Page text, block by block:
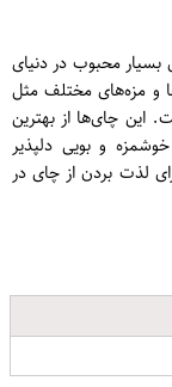
عددی یک محصول بسیار محبوب در دنیای
چای با طعم‌ها و مزه‌های مختلف مثل
این چای‌ها از بهترین
و بویی دلپذیر
لذت بردن از چای در